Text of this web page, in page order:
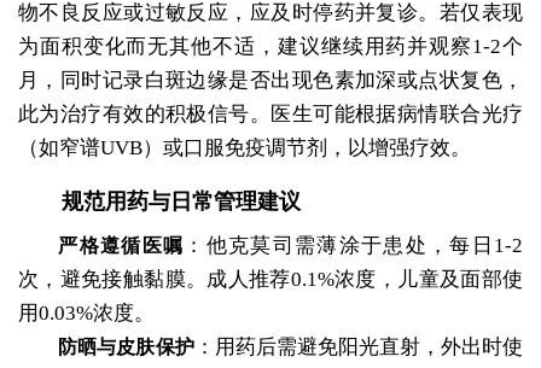
物不良反应或过敏反应，应及时停药并复诊。若仅表现
为面积变化而无其他不适，建议继续用药并观察1-2个
月，同时记录白斑边缘是否出现色素加深或点状复色，
此为治疗有效的积极信号。医生可能根据病情联合光疗
（如窄谱UVB）或口服免疫调节剂，以增强疗效。
规范用药与日常管理建议
严格遵循医嘱 ：他克莫司需薄涂于患处，每日1-2
次，避免接触黏膜。成人推荐0.1%浓度，儿童及面部使
用0.03%浓度。
防晒与皮肤保护：用药后需避免阳光直射，外出时使